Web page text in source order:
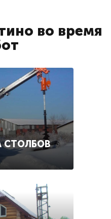
во время
СТОЛБОВ